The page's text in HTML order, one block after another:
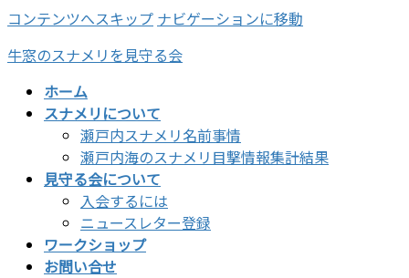
コンテンツへスキップ ナビゲーションに移動
牛窓のスナメリを見守る会
ホーム
スナメリについて
瀬戸内スナメリ名前事情
瀬戸内海のスナメリ目撃情報集計結果
見守る会について
入会するには
ニュースレター登録
ワークショップ
お問い合せ